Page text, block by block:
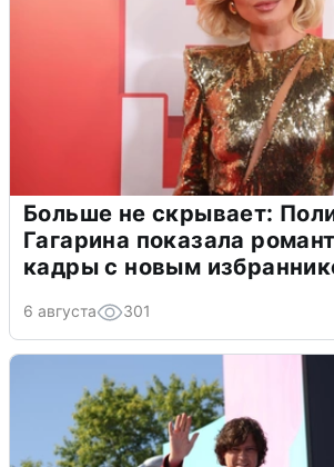
Больше не скрывает:
Гагарина показала
кадры с новым
6 августа 301